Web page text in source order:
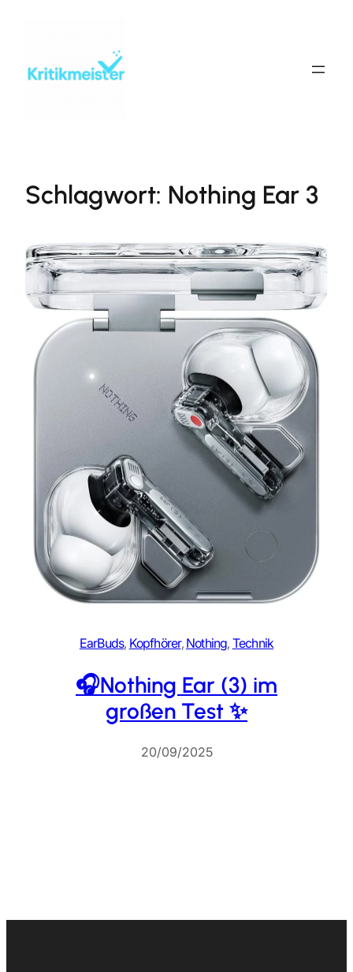
Schlagwort: Nothing Ear 3
EarBuds, Kopfhörer, Nothing, Technik
🎧Nothing Ear (3) im
großen Test ✨
20/09/2025